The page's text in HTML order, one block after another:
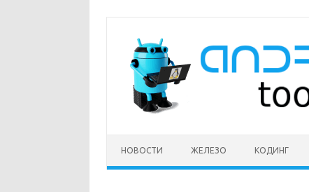
содержимому
НОВОСТИ ЖЕЛЕЗО КОДИНГ